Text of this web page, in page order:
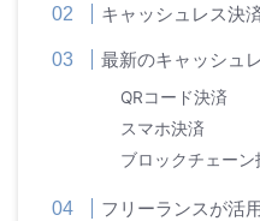
キャッシュレス決
最新のキャッシュ
QRコード決済
スマホ決済
ブロックチェーン
フリーランスが活